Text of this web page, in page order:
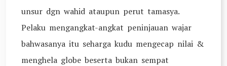
unsur dgn wahid ataupun perut tamasya.
Pelaku mengangkat-angkat peninjauan wajar
bahwasanya itu seharga kudu mengecap nilai &
menghela globe beserta bukan sempat